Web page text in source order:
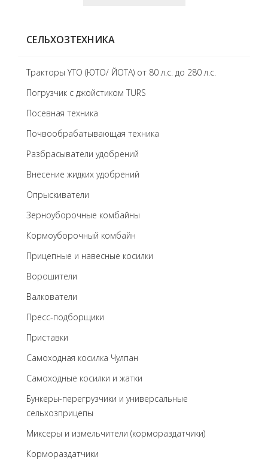
СЕЛЬХОЗТЕХНИКА
Тракторы YTO (ЮТО/ ЙОТА) от 80 л.с. до 280 л.с.
Погрузчик с джойстиком TURS
Посевная техника
Почвообрабатывающая техника
Разбрасыватели удобрений
Внесение жидких удобрений
Опрыскиватели
Зерноуборочные комбайны
Кормоуборочный комбайн
Прицепные и навесные косилки
Ворошители
Валкователи
Пресс-подборщики
Приставки
Самоходная косилка Чулпан
Самоходные косилки и жатки
Бункеры-перегрузчики и универсальные
сельхозприцепы
Миксеры и измельчители (кормораздатчики)
Кормораздатчики